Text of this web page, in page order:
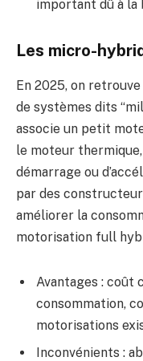
important dû à
Les micro-
En 2025, on
de systèmes dits
associe un petit
le moteur
démarrage ou
par des
améliorer la
motorisation full
Avantages : coût
consommation,
motorisations
Inconvénients :